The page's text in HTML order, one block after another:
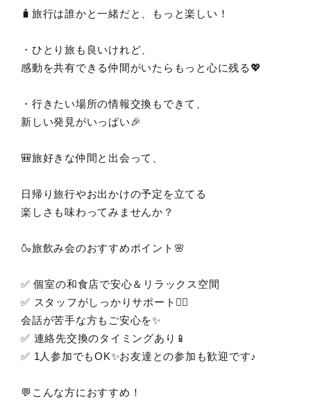
🧳旅行は誰かと一緒だと、もっと楽しい！
・ひとり旅も良いけれど、
感動を共有できる仲間がいたらもっと心に残る💖
・行きたい場所の情報交換もできて、
新しい発見がいっぱい🎉
🎒旅好きな仲間と出会って、
日帰り旅行やお出かけの予定を立てる
楽しさも味わってみませんか？
🍶旅飲み会のおすすめポイント🌸
✅ 個室の和食店で安心＆リラックス空間
✅ スタッフがしっかりサポート💁‍♀️
会話が苦手な方もご安心を✨
✅ 連絡先交換のタイミングあり📱
✅ 1人参加でもOK✨お友達との参加も歓迎です♪
💬こんな方におすすめ！